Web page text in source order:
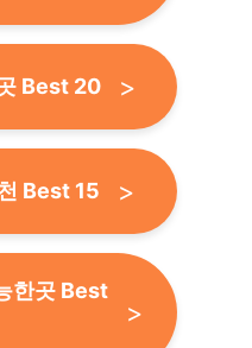
Best 20
Best 15
한곳 Best